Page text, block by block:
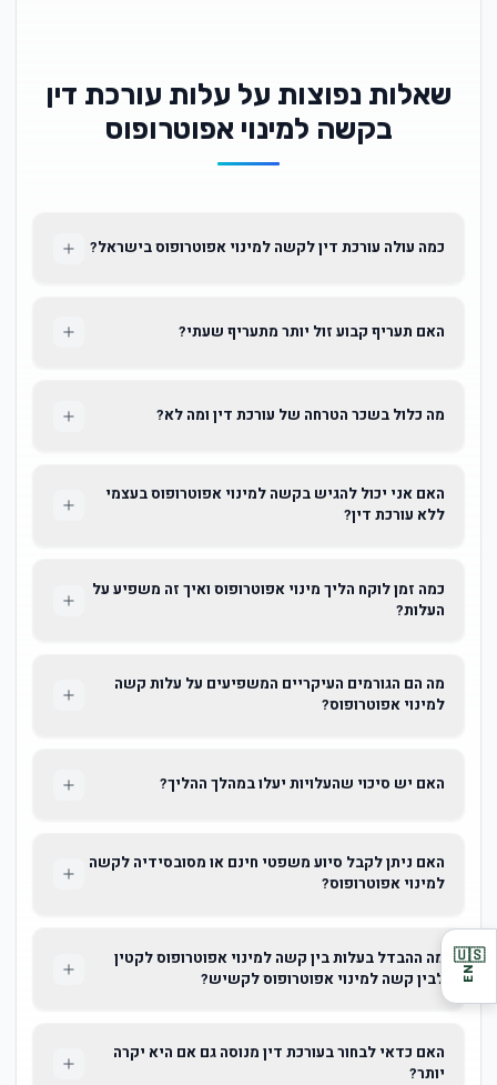
שאלות נפוצות על עלות עורכת דין
בקשה למינוי אפוטרופוס
כמה עולה עורכת דין לקשה למינוי אפוטרופוס בישראל?
האם תעריף קבוע זול יותר מתעריף שעתי?
מה כלול בשכר הטרחה של עורכת דין ומה לא?
האם אני יכול להגיש בקשה למינוי אפוטרופוס בעצמי
ללא עורכת דין?
כמה זמן לוקח הליך מינוי אפוטרופוס ואיך זה משפיע על
העלות?
מה הם הגורמים העיקריים המשפיעים על עלות קשה
למינוי אפוטרופוס?
האם יש סיכוי שהעלויות יעלו במהלך ההליך?
האם ניתן לקבל סיוע משפטי חינם או מסובסידיה לקשה
למינוי אפוטרופוס?
מה ההבדל בעלות בין קשה למינוי אפוטרופוס לקטין
לבין קשה למינוי אפוטרופוס לקשיש?
האם כדאי לבחור בעורכת דין מנוסה גם אם היא יקרה
יותר?
🇺🇸
EN